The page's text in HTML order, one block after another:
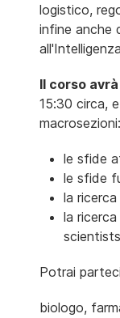
logistico,
infine anche
Il corso
15:30 circa,
macrosezioni:
le sfide
le sfide
la
la
Potrai
biologo,